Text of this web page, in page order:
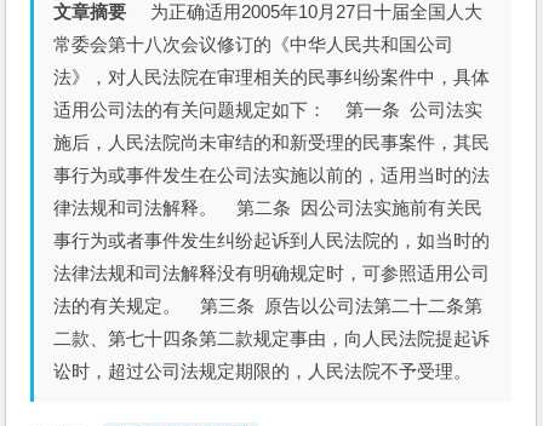
文章摘要 为正确适用2005年10月27日十届全国人大
常委会第十八次会议修订的《中华人民共和国公司
法》，对人民法院在审理相关的民事纠纷案件中，具体
适用公司法的有关问题规定如下： 第一条 公司法实
施后，人民法院尚未审结的和新受理的民事案件，其民
事行为或事件发生在公司法实施以前的，适用当时的法
律法规和司法解释。 第二条 因公司法实施前有关民
事行为或者事件发生纠纷起诉到人民法院的，如当时的
法律法规和司法解释没有明确规定时，可参照适用公司
法的有关规定。 第三条 原告以公司法第二十二条第
二款、第七十四条第二款规定事由，向人民法院提起诉
讼时，超过公司法规定期限的，人民法院不予受理。